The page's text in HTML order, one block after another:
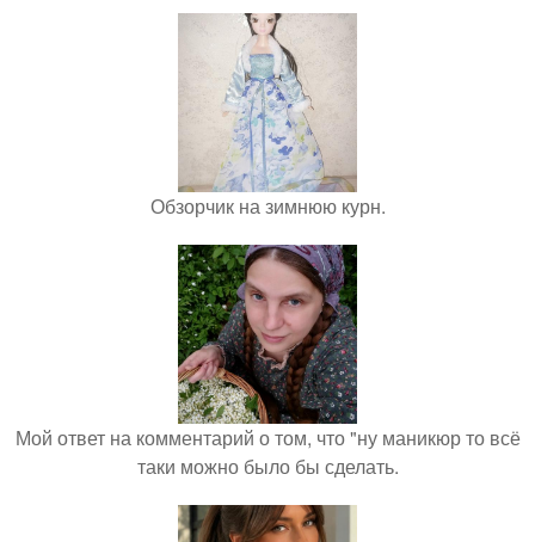
Обзорчик на зимнюю курн.
Мой ответ на комментарий о том, что "ну маникюр то всё
таки можно было бы сделать.